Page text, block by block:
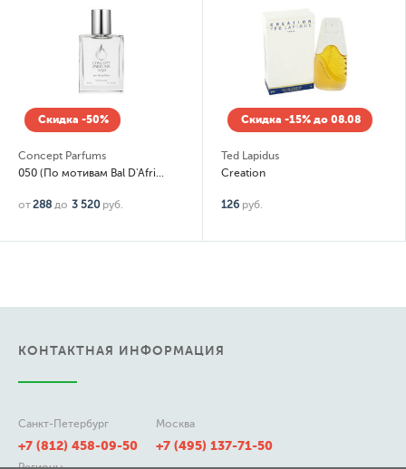
Скидка -50%
Concept Parfums
050 (По мотивам Bal D'Afrique)
от288 до 3 520 руб.
Скидка -15% до 08.08
Ted Lapidus
Creation
126 руб.
КОНТАКТНАЯ ИНФОРМАЦИЯ
Санкт-Петербург
+7 (812) 458-09-50
Москва
+7 (495) 137-71-50